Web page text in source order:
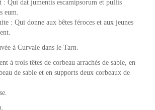
: Qui dat jumentis escamipsorum et pullis
eum.
: Qui donne aux bêtes féroces et aux jeunes
à Curvale dans le Tarn.
à trois têtes de corbeau arrachés de sable, en
de sable et en supports deux corbeaux de